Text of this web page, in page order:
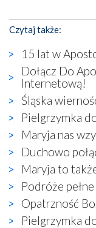
katolickiego
autentyczną wiarą
kaplice, w których
skrzynkę na
tuż przy nowej
zamiast Chrystusa
wyjętą ze
kontekście
wizerunek
Zatem nawet w
naocznie
się ogromna
wierzących. Do
widzieliśmy w
gdzie w miejscu
księgarnia.
Czytaj także:
15 lat w
Dołącz Do
Internetową!
Śląska
Pielgrzymka
Maryja nas
Duchowo
Maryja to
Podróże
Opatrzność
Pielgrzymka